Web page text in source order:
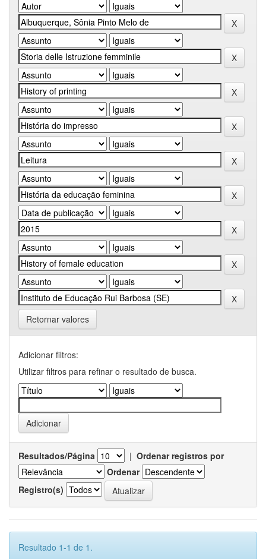
Retornar valores
Adicionar filtros:
Utilizar filtros para refinar o resultado de busca.
Resultados/Página | Ordenar registros por
Ordenar
Registro(s)
Resultado 1-1 de 1.